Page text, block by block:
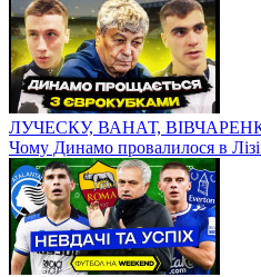
ЛУЧЕСКУ, ВАНАТ, ВІВЧАРЕНКО.
Чому Динамо провалилося в